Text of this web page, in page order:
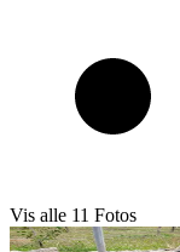
Vis alle 11 Fotos